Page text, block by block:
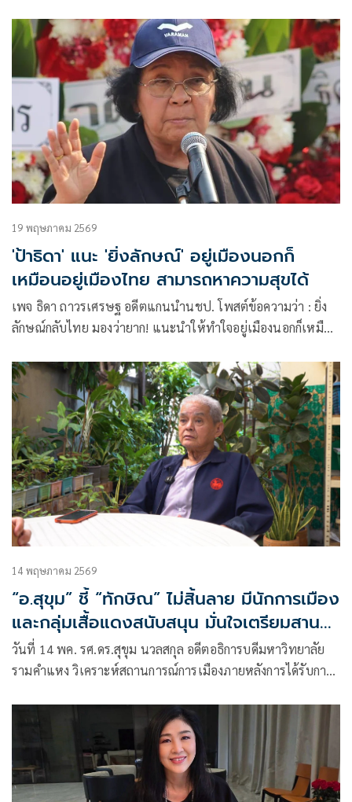
เป็นไปอย่างอบอุ่น มี
19 พฤษภาคม 2569
'ป้าธิดา' แนะ 'ยิ่งลักษณ์' อยู่เมืองนอกก็
เหมือนอยู่เมืองไทย สามารถหาความสุขได้
เพจ ธิดา ถาวรเศรษฐ อดีตแกนนำนชป. โพสต์ข้อความว่า : ยิ่ง
ลักษณ์กลับไทย มองว่ายาก! แนะนำให้ทำใจอยู่เมืองนอกก็เหมือน
14 พฤษภาคม 2569
“อ.สุขุม” ชี้ “ทักษิณ” ไม่สิ้นลาย มีนักการเมือง
และกลุ่มเสื้อแดงสนับสนุน มั่นใจเตรียมสาน
ต่อภารกิจช่วย “ยิ่งลักษณ์” กลับประเทศให้
สำเร็จ เหตุเป็นคนสู้ ไม่ยอมแพ้ง่ายๆ และห่วง
วันที่ 14 พค. รศ.ดร.สุขุม นวลสกุล อดีตอธิการบดีมหาวิทยาลัย
รามคำแหง วิเคราะห์สถานการณ์การเมืองภายหลังการได้รับการ